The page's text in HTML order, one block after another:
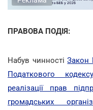
ПРАВОВА ПОДІЯ:
Набув чинностіЗакон
Податкового
реалізації прав
громадських